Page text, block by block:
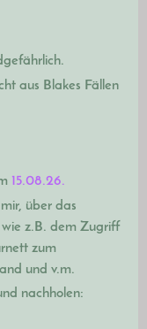
aus Blakes Fällen
15.08.26.
über das
z.B. dem Zugriff
zum
und v.m.
nachholen: